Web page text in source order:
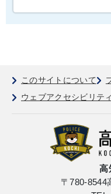
このサイトについて
ウェブアクセシビリティ
高
〒780-8544